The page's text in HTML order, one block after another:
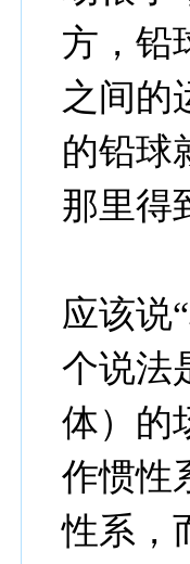
方，铅
之间的
的铅球
那里得
应该说
个说法
体）的
作惯性
性系，